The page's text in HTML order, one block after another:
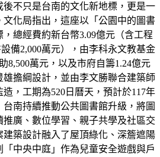
不只是台南的文化新地標，更是一
化局指出，這座以「公園中的圖書
總經費約新台幣3.09億元（含工程
備2,000萬元），由李科永文教基金
8,500萬元，以及市府自籌1.24億元
擔綱設計，並由李文勝聯合建築師
，工期為520日曆天，預計於117年
南持續推動公共圖書館升級，將圖
廣、數位學習、親子共學及社區交
築設計融入了屋頂綠化、深簷遮陽
中央中庭」作為兒童安全遊戲與戶